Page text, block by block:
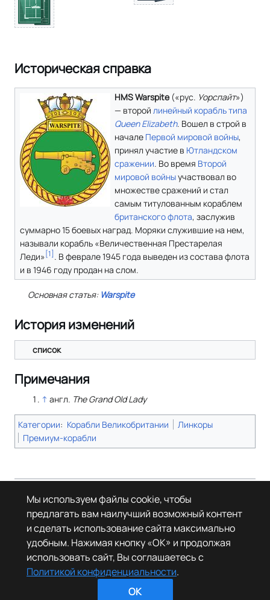
Историческая справка
HMS Warspite(«рус. Уорспайт»)
— второй линейный корабльтипа
Queen Elizabeth. Вошел в строй в
начале Первой мировой войны,
принял участие в Ютландском
сражении. Во время Второй
мировой войныучаствовал во
множестве сражений и стал
самым титулованным кораблем
британского флота, заслужив
суммарно 15 боевых наград. Моряки служившие на нем,
называли корабль «Величественная Престарелая
Леди» [1] . В феврале 1945 года выведен из состава флота
и в 1946 году продан на слом.
Основная статья: Warspite
История изменений
список
Примечания
↑ англ. The Grand Old Lady
Категории: Корабли Великобритании
Линкоры
Премиум-корабли
Страница в последний раз была отредактирована 25 октября 2025
года в 07:23.
© Леста Игры, 2022–2026. Игры «Мир танков», «Мир кораблей», Tanks
Blitz основаны на интеллектуальной собственности третьих лиц. Все
права на объекты прав третьих лиц принадлежат их законным
правообладателям.
Политика конфиденциальности
О Леста Wiki
Мы используем файлы cookie, чтобы
предлагать вам наилучший возможный контент
и сделать использование сайта максимально
удобным. Нажимая кнопку «OK» и продолжая
использовать сайт, Вы соглашаетесь с
Политикой конфиденциальности.
OK